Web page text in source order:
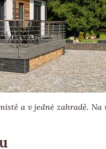
a v jedné zahradě.